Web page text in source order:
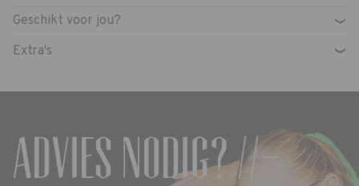
Geschikt voor jou? ›
Extra's ›
Advies nodig? //-